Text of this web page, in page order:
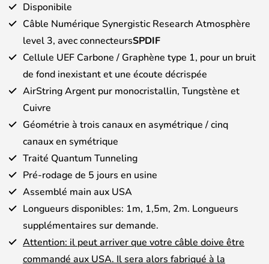
da
3450,00 €
a
4650,00 €
Disponibile
Câble Numérique Synergistic Research Atmosphère
level 3, avec connecteursSPDIF
Cellule UEF Carbone / Graphène type 1, pour un bruit
de fond inexistant et une écoute décrispée
AirString Argent pur monocristallin, Tungstène et
Cuivre
Géométrie à trois canaux en asymétrique / cinq
canaux en symétrique
Traité Quantum Tunneling
Pré-rodage de 5 jours en usine
Assemblé main aux USA
Longueurs disponibles: 1m, 1,5m, 2m. Longueurs
supplémentaires sur demande.
Attention: il peut arriver que votre câble doive être
commandé aux USA. Il sera alors fabriqué à la